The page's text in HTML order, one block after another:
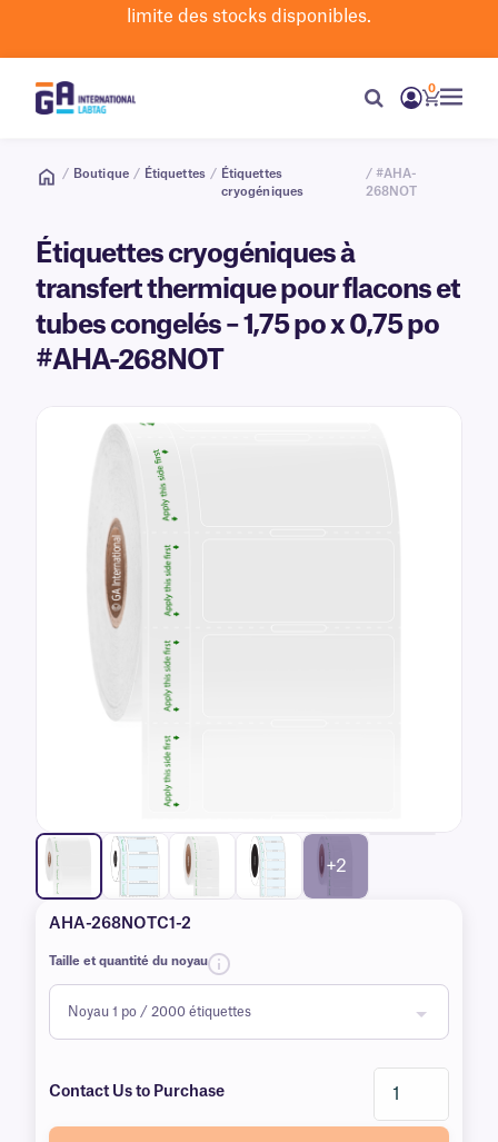
limite des stocks disponibles.
0
/ Boutique / Étiquettes / Étiquettes
cryogéniques
/ #AHA-
268NOT
Étiquettes cryogéniques à
transfert thermique pour flacons et
tubes congelés – 1,75 po x 0,75 po
#AHA-268NOT
+2
AHA-268NOTC1-2
Taille et quantité du noyau
Contact Us to Purchase